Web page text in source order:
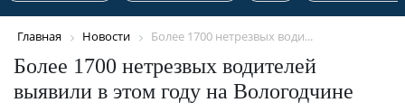
Главная Новости Более 1700 нетрезвых води...
Более 1700 нетрезвых водителей
выявили в этом году на Вологодчине